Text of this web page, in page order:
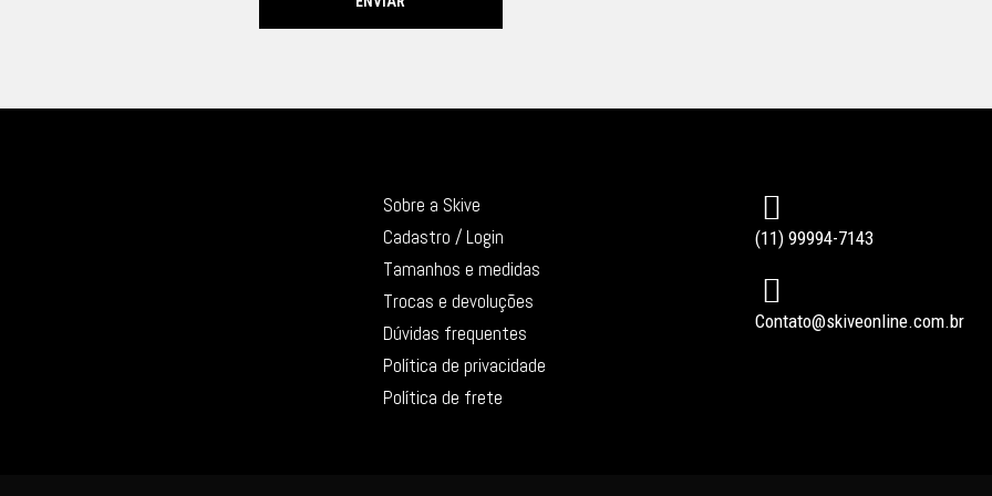
Sobre a Skive
Cadastro / Login
Tamanhos e medidas
Trocas e devoluções
Dúvidas frequentes
Política de privacidade
Política de frete
(11) 99994-7143
Contato@skiveonline.com.br